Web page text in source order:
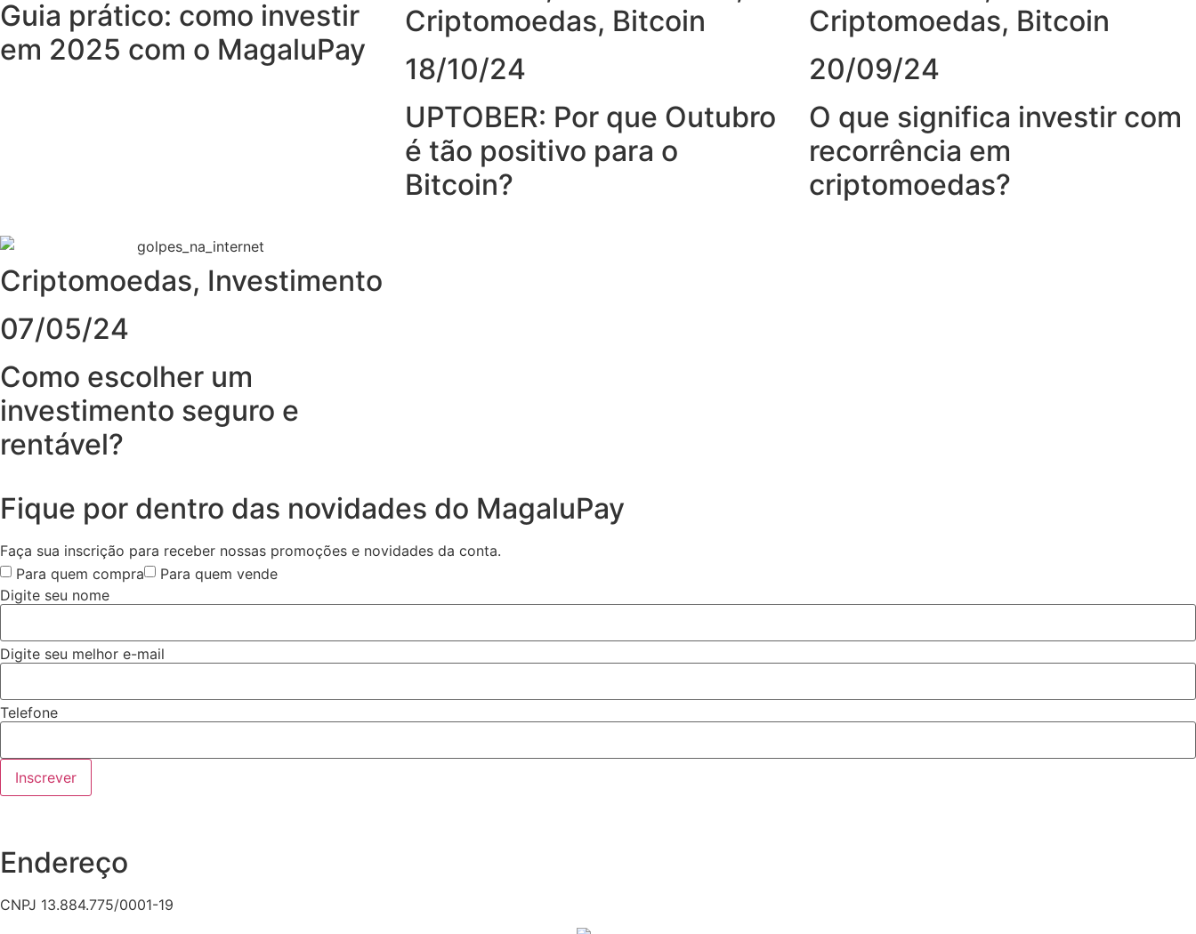
Guia prático: como investir
em 2025 com o MagaluPay
Criptomoedas, Bitcoin
18/10/24
UPTOBER: Por que Outubro
é tão positivo para o
Bitcoin?
Criptomoedas, Bitcoin
20/09/24
O que significa investir com
recorrência em
criptomoedas?
Criptomoedas, Investimento
07/05/24
Como escolher um
investimento seguro e
rentável?
Fique por dentro das novidades do MagaluPay
Faça sua inscrição para receber nossas promoções e novidades da conta.
Para quem compra
Para quem vende
Digite seu nome
Digite seu melhor e-mail
Telefone
Inscrever
Endereço
CNPJ 13.884.775/0001-19